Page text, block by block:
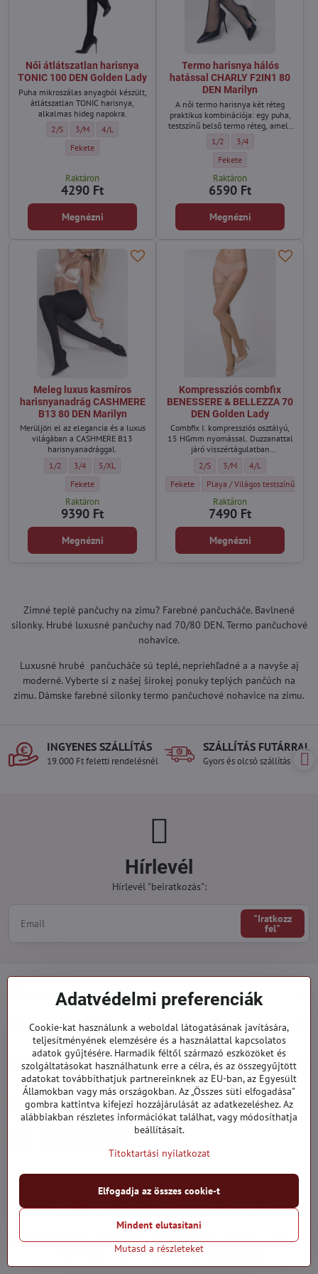
Női átlátszatlan harisnya
TONIC 100 DEN Golden Lady
Puha mikroszálas anyagból készült,
átlátszatlan TONIC harisnya,
alkalmas hideg napokra.
Női átlátszatlan harisnya TONIC 100 DEN Golden Lady - Méret:
2/S Női átlátszatlan harisnya TONIC 100 DEN Golden Lady - Méret:
3/M Női átlátszatlan harisnya TONIC 100 DEN Golden Lady -
4/L
Női átlátszatlan harisnya TONIC 100 DEN Golden Lady - Szín:
Fekete
Raktáron
4290 Ft
Megnézni
Termo harisnya hálós
hatással CHARLY F2IN1 80
DEN Marilyn
A női termo harisnya két réteg
praktikus kombinációja: egy puha,
testszínű belső termo réteg, amely
valamint egy felső hálós harisnya,
amely modern, félig áttetsző hatást
Termo harisnya hálós
1/2 Termo harisnya hálós
3/4
Termo harisnya hálós
Fekete
Raktáron
6590 Ft
Megnézni
Meleg luxus kasmíros
harisnyanadrág CASHMERE
B13 80 DEN Marilyn
Merüljön el az elegancia és a luxus
világában a CASHMERE B13
harisnyanadrággal.
Meleg luxus kasmíros harisnyanadrág CASHMERE B13 80 DEN Marilyn -
1/2 Meleg luxus kasmíros harisnyanadrág CASHMERE B13 80 DEN
3/4 Meleg luxus kasmíros harisnyanadrág CASHMERE B13 80
5/XL
Meleg luxus kasmíros harisnyanadrág CASHMERE B13 80 DEN
Fekete
Raktáron
9390 Ft
Megnézni
Kompressziós combfix
BENESSERE & BELLEZZA 70
DEN Golden Lady
Combfix I. kompressziós osztályú,
15 HGmm nyomással. Duzzanattal
járó visszértágulatban
után, valamint visszérműtét előtt
és után.
Kompressziós combfix
2/S Kompressziós combfix
3/M Kompressziós
4/L
Kompressziós combfix BENESSERE &
Fekete Kompressziós combfix
Playa / Világos testszínű
Raktáron
7490 Ft
Megnézni
Zimné teplé pančuchy na zimu? Farebné pančucháče. Bavlnené
silonky. Hrubé luxusné pančuchy nad 70/80 DEN. Termo pančuchové
nohavice.
Luxusné hrubé pančucháče sú teplé, nepriehľadné a a navyše aj
moderné. Vyberte si z našej širokej ponuky teplých pančúch na
zimu. Dámske farebné silonky termo pančuchové nohavice na zimu.
INGYENES SZÁLLÍTÁS
19.000 Ft feletti rendelésnél
SZÁLLÍTÁS FUTÁRRAL
Gyors és olcsó szállítás
Hírlevél
Hírlevél "beiratkozás":
"Iratkozz
fel"
Minden a vásárlásról
Megrendelések
Kategóriák
919 060 751
Hétfő - Péntek: 09:00 - 15:00 hod.
©2026Szerzői jogAdatvédelmi preferenciákTitoktartási nyilatkozat
A weboldal a következővel készült:
Adatvédelmi preferenciák
Cookie-kat használunk a weboldal látogatásának javítására,
teljesítményének elemzésére és a használattal kapcsolatos
adatok gyűjtésére. Harmadik féltől származó eszközöket és
szolgáltatásokat használhatunk erre a célra, és az összegyűjtött
adatokat továbbíthatjuk partnereinknek az EU-ban, az Egyesült
Államokban vagy más országokban. Az „Összes süti elfogadása"
gombra kattintva kifejezi hozzájárulását az adatkezeléshez. Az
alábbiakban részletes információkat találhat, vagy módosíthatja
beállításait.
Titoktartási nyilatkozat
Mutasd a részleteket
Elfogadja az összes cookie-t
Mindent elutasítani